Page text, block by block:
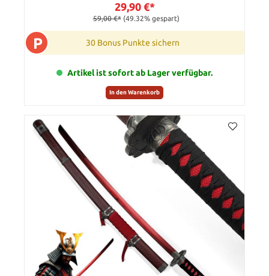
29,90 €*
59,00 €* (49.32% gespart)
P 30 Bonus Punkte sichern
Artikel ist sofort ab Lager verfügbar.
In den Warenkorb